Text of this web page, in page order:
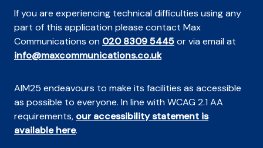
If you are experiencing technical difficulties using any
part of this application please contact Max
Communications on 020 8309 5445or via email at
info@maxcommunications.co.uk
AIM25 endeavours to make its facilities as accessible
as possible to everyone. In line with WCAG 2.1 AA
requirements, our accessibility statement is
available here.